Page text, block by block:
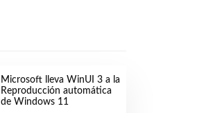
Microsoft lleva WinUI 3 a la
Reproducción automática
de Windows 11